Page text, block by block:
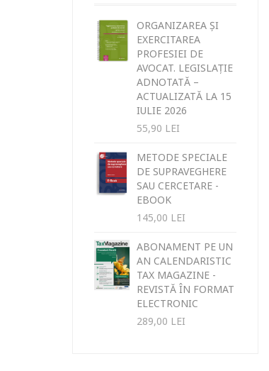
ORGANIZAREA ȘI
EXERCITAREA
PROFESIEI DE
AVOCAT. LEGISLAȚIE
ADNOTATĂ –
ACTUALIZATĂ LA 15
IULIE 2026
55,90 LEI
METODE SPECIALE
DE SUPRAVEGHERE
SAU CERCETARE -
EBOOK
145,00 LEI
ABONAMENT PE UN
AN CALENDARISTIC
TAX MAGAZINE -
REVISTĂ ÎN FORMAT
ELECTRONIC
289,00 LEI